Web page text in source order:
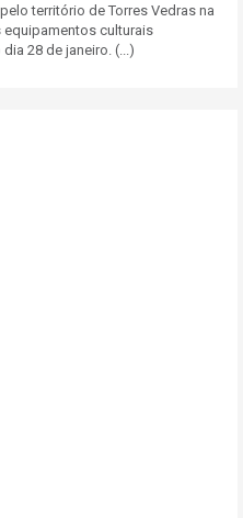
território de Torres Vedras na
equipamentos culturais
28 de janeiro. (...)